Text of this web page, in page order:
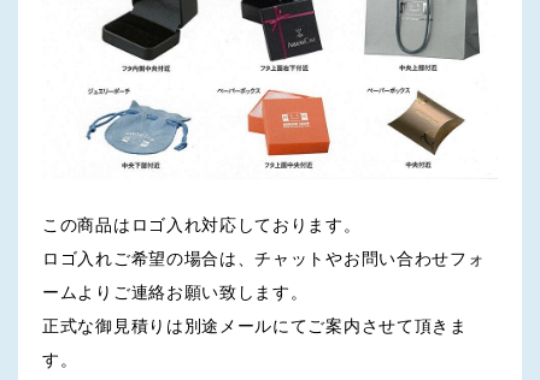
この商品はロゴ入れ対応しております。
ロゴ入れご希望の場合は、チャットやお問い合わせフォ
ームよりご連絡お願い致します。
正式な御見積りは別途メールにてご案内させて頂きま
す。